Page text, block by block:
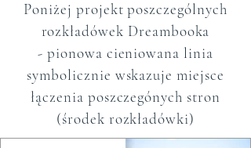
Poniżej projekt poszczególnych
rozkładówek Dreambooka
- pionowa cieniowana linia
symbolicznie wskazuje miejsce
łączenia poszczegónych stron
(środek rozkładówki)